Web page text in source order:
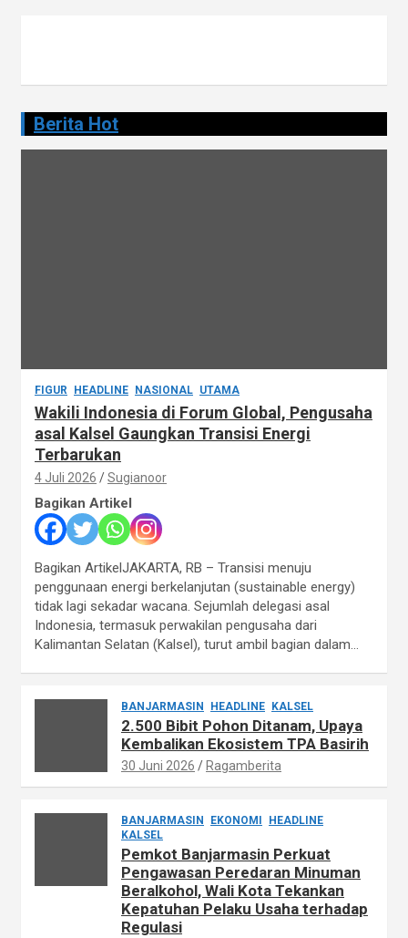
Berita Hot
FIGUR HEADLINE NASIONAL UTAMA
Wakili Indonesia di Forum Global, Pengusaha
asal Kalsel Gaungkan Transisi Energi
Terbarukan
4 Juli 2026 Sugianoor
Bagikan Artikel
Bagikan ArtikelJAKARTA, RB – Transisi menuju
penggunaan energi berkelanjutan (sustainable energy)
tidak lagi sekadar wacana. Sejumlah delegasi asal
Indonesia, termasuk perwakilan pengusaha dari
Kalimantan Selatan (Kalsel), turut ambil bagian dalam…
BANJARMASIN HEADLINE KALSEL
2.500 Bibit Pohon Ditanam, Upaya
Kembalikan Ekosistem TPA Basirih
30 Juni 2026 Ragamberita
BANJARMASIN EKONOMI
HEADLINE
KALSEL
Pemkot Banjarmasin Perkuat
Pengawasan Peredaran Minuman
Beralkohol, Wali Kota Tekankan
Kepatuhan Pelaku Usaha terhadap
Regulasi